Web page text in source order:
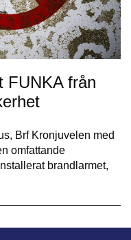
FUNKA från
Brf Kronjuvelen med
omfattande
brandlarmet,